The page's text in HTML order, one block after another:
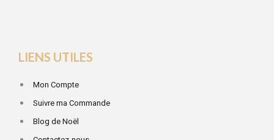
LIENS UTILES
Mon Compte
Suivre ma Commande
Blog de Noël